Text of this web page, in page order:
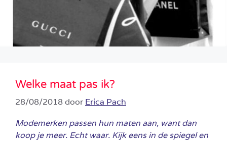
Welke maat pas ik?
28/08/2018door Erica Pach
Modemerken passen hun maten aan, want dan
koop je meer. Echt waar. Kijk eens in de spiegel en